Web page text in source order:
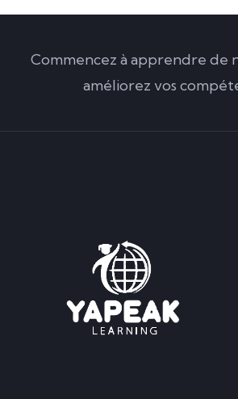
Commencez à apprendre de
améliorez vos